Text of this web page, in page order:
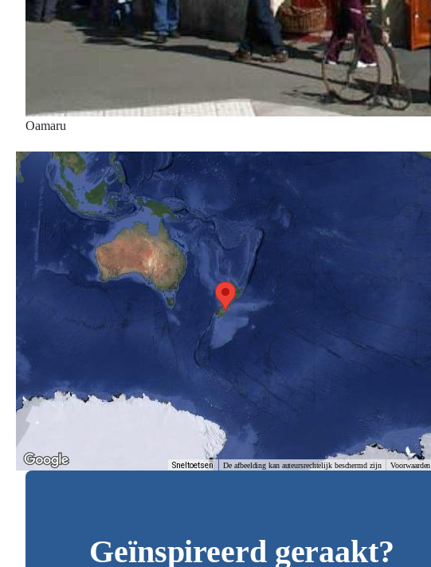
Oamaru
Sneltoetsen De afbeelding kan auteursrechtelijk beschermd zijn Voorwaarden
Geïnspireerd geraakt?